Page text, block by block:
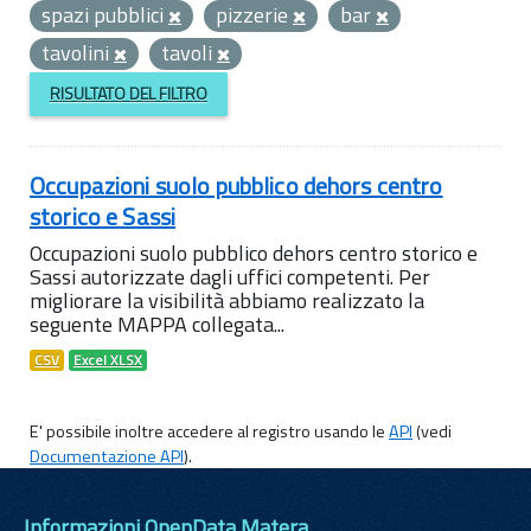
spazi pubblici
pizzerie
bar
tavolini
tavoli
RISULTATO DEL FILTRO
Occupazioni suolo pubblico dehors centro
storico e Sassi
Occupazioni suolo pubblico dehors centro storico e
Sassi autorizzate dagli uffici competenti. Per
migliorare la visibilità abbiamo realizzato la
seguente MAPPA collegata...
CSV Excel XLSX
E' possibile inoltre accedere al registro usando leAPI(vedi
Documentazione API).